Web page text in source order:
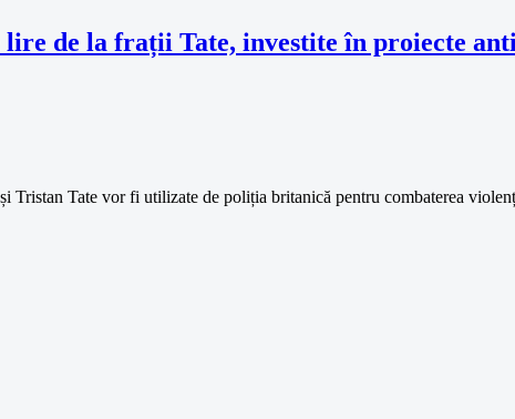
lire de la frații Tate, investite în proiecte
Tristan Tate vor fi utilizate de poliția britanică pentru combaterea